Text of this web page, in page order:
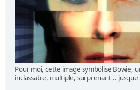
Pour moi, cette image symbolise Bowie,
inclassable, multiple, surprenant... jusque